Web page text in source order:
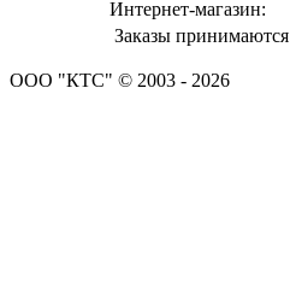
Интернет-магазин:
Заказы принимаются
ООО "КТС" © 2003 - 2026